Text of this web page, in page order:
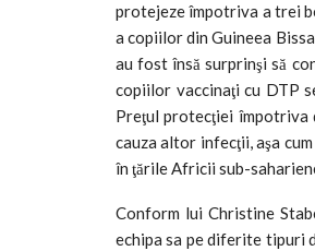
protejeze împotriva a trei
a copiilor din Guineea
au fost însă surprinşi să
copiilor vaccinaţi cu DTP
Preţul protecţiei
cauza altor infecţii, aşa
în ţările Africii sub-
Conform lui Christine
echipa sa pe diferite tipuri